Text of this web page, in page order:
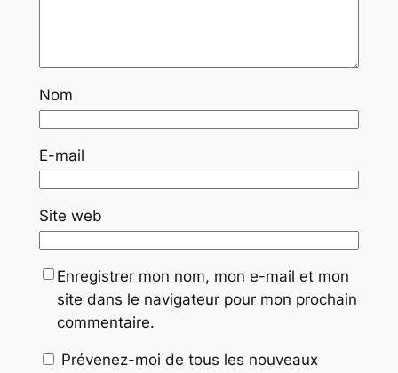
Nom
E-mail
Site web
Enregistrer mon nom, mon e-mail et mon
site dans le navigateur pour mon prochain
commentaire.
Prévenez-moi de tous les nouveaux